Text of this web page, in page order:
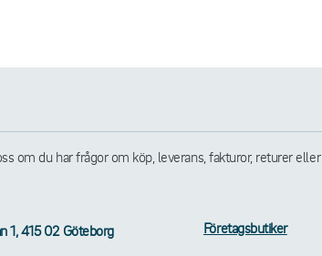
om du har frågor om köp, leverans, fakturor, returer
1, 415 02 Göteborg Företagsbutiker